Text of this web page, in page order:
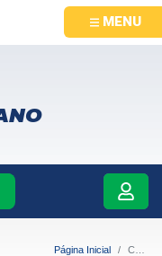
MENU
Página Inicial Covid - Vacinação